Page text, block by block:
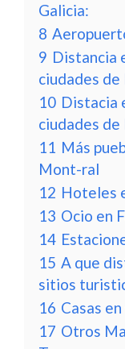
Galicia:
8
9 Distancia
ciudades de
10 Distacia
ciudades de
11 Más
Mont-ral
12 Hoteles
13 Ocio en
14
15 A que
sitios
16 Casas
17 Otros